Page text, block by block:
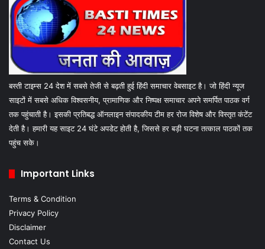
बस्ती टाइम्स 24 देश में सबसे तेजी से बढ़ती हुई हिंदी समाचार वेबसाइट है। जो हिंदी न्यूज
साइटों में सबसे अधिक विश्वसनीय, प्रामाणिक और निष्पक्ष समाचार अपने समर्पित पाठक वर्ग
तक पहुंचाती है। इसकी प्रतिबद्ध ऑनलाइन संपादकीय टीम हर रोज विशेष और विस्तृत कंटेंट
देती है। हमारी यह साइट 24 घंटे अपडेट होती है, जिससे हर बड़ी घटना तत्काल पाठकों तक
पहुंच सके।
Important Links
Terms & Condition
Privacy Policy
Disclaimer
Contact Us